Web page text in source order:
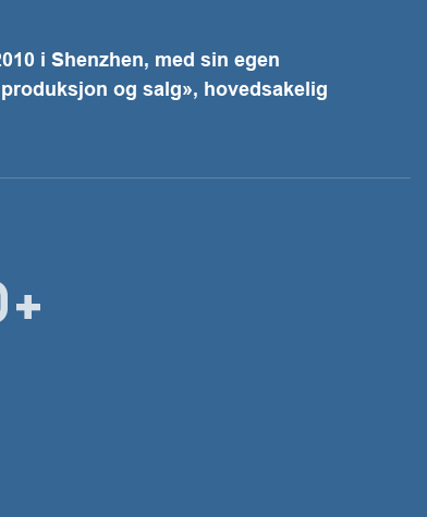
i Shenzhen, med sin egen
og salg», hovedsakelig